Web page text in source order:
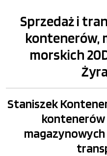
Sprzedaż i
kontenerów,
morskich
Staniszek
kontenerów